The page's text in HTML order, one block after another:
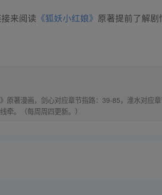
来阅读 《狐妖小红娘》 原著提前了解剧
原著漫画，剑心对应章节指路：39-85，淮水对应
牵。（每周周四更新。）